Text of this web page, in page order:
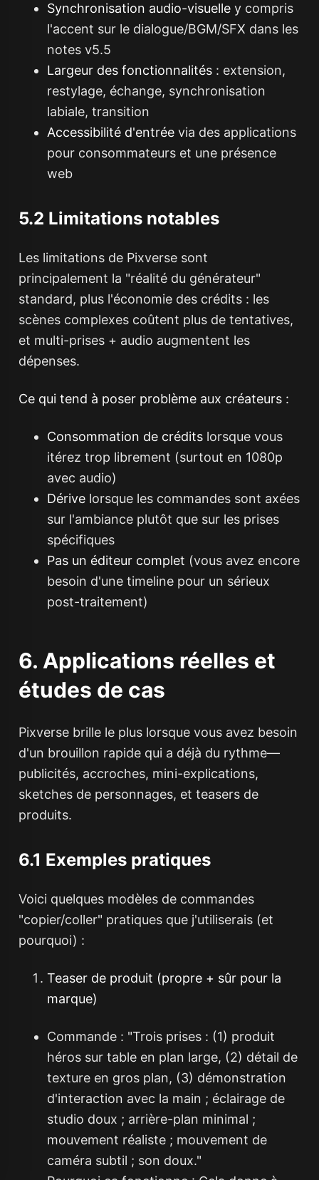
Synchronisation audio-visuelley compris
l'accent sur le dialogue/BGM/SFX dans les
notes v5.5
Largeur des fonctionnalités: extension,
restylage, échange, synchronisation
labiale, transition
Accessibilité d'entréevia des applications
pour consommateurs et une présence
web
5.2 Limitations notables
Les limitations de Pixverse sont
principalement la "réalité du générateur"
standard, plus l'économie des crédits : les
scènes complexes coûtent plus de tentatives,
et multi-prises + audio augmentent les
dépenses.
Ce qui tend à poser problème aux créateurs :
Consommation de créditslorsque vous
itérez trop librement (surtout en 1080p
avec audio)
Dérivelorsque les commandes sont axées
sur l'ambiance plutôt que sur les prises
spécifiques
Pas un éditeur complet (vous avez encore
besoin d'une timeline pour un sérieux
post-traitement)
6. Applications réelles et
études de cas
Pixverse brille le plus lorsque vous avez besoin
d'un brouillon rapide qui a déjà du rythme—
publicités, accroches, mini-explications,
sketches de personnages, et teasers de
produits.
6.1 Exemples pratiques
Voici quelques modèles de commandes
"copier/coller" pratiques que j'utiliserais (et
pourquoi) :
Teaser de produit (propre + sûr pour la
marque)
Commande : "Trois prises : (1) produit
héros sur table en plan large, (2) détail de
texture en gros plan, (3) démonstration
d'interaction avec la main ; éclairage de
studio doux ; arrière-plan minimal ;
mouvement réaliste ; mouvement de
caméra subtil ; son doux."